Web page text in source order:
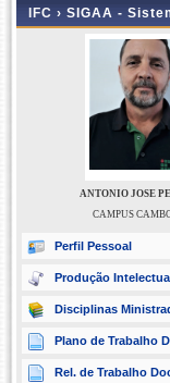
IFC › SIGAA -
ANTONIO JOSE
CAMPUS
Perfil Pessoal
Produção
Disciplinas
Plano de Trabalho
Rel. de Trabalho